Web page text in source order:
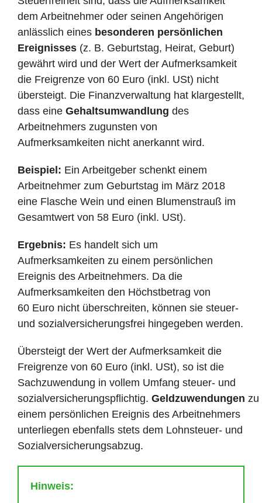
dem Arbeitnehmer oder seinen Angehörigen
anlässlich eines besonderen persönlichen
Ereignisses (z. B. Geburtstag, Heirat, Geburt)
gewährt wird und der Wert der Aufmerksamkeit
die Freigrenze von 60 Euro (inkl. USt) nicht
übersteigt. Die Finanzverwaltung hat klargestellt,
dass eine Gehaltsumwandlung des
Arbeitnehmers zugunsten von
Aufmerksamkeiten nicht anerkannt wird.
Beispiel: Ein Arbeitgeber schenkt einem
Arbeitnehmer zum Geburtstag im März 2018
eine Flasche Wein und einen Blumenstrauß im
Gesamtwert von 58 Euro (inkl. USt).
Ergebnis: Es handelt sich um
Aufmerksamkeiten zu einem persönlichen
Ereignis des Arbeitnehmers. Da die
Aufmerksamkeiten den Höchstbetrag von
60 Euro nicht überschreiten, können sie steuer-
und sozialversicherungsfrei hingegeben werden.
Übersteigt der Wert der Aufmerksamkeit die
Freigrenze von 60 Euro (inkl. USt), so ist die
Sachzuwendung in vollem Umfang steuer- und
sozialversicherungspflichtig. Geldzuwendungen zu
einem persönlichen Ereignis des Arbeitnehmers
unterliegen ebenfalls stets dem Lohnsteuer- und
Sozialversicherungsabzug.
Hinweis: